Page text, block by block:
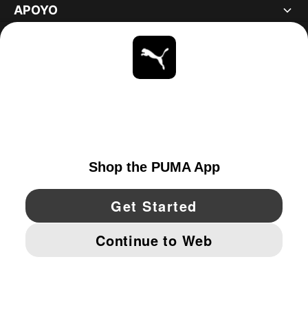
APOYO
YouTube Twitter Pinterest
IMPRINT AND LEGAL DATA